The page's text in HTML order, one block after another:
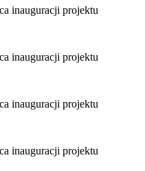
inauguracji projektu
inauguracji projektu
inauguracji projektu
inauguracji projektu